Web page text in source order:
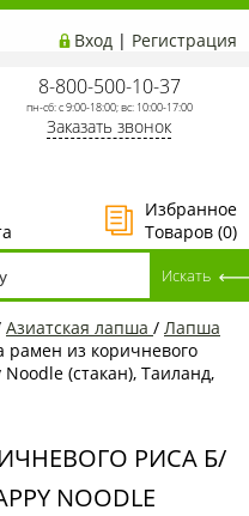
Вход | Регистрация
8-800-500-10-37
пн-сб: с 9:00-18:00; вс: 10:00-17:00
Заказать звонок
Избранное
Товаров (0)
Азиатская лапша / Лапша
рамен из коричневого
(стакан), Таиланд,
РИСА Б/
NOODLE